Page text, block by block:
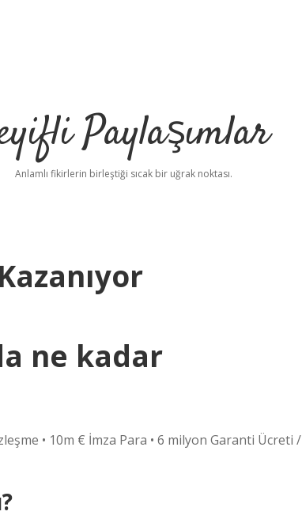
Paylaşımlar
Anlamlı fikirlerin birleştiği sıcak bir uğrak noktası.
ne kadar
• 10m € İmza Para • 6 milyon Garanti Ücreti /